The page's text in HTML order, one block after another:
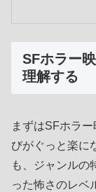
SFホラー
理解する
まずはSFホラ
びがぐっと楽に
も、ジャンルの
った怖さのレベ